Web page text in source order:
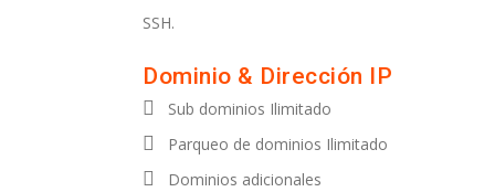
SSH.
Dominio & Dirección IP
Sub dominios Ilimitado
Parqueo de dominios Ilimitado
Dominios adicionales